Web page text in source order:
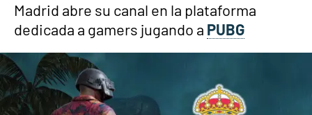
Madrid abre su canal en la plataforma
dedicada a gamers jugando a PUBG